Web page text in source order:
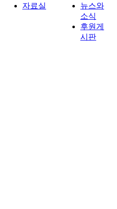
자료실
뉴스와
소식
후원게
시판